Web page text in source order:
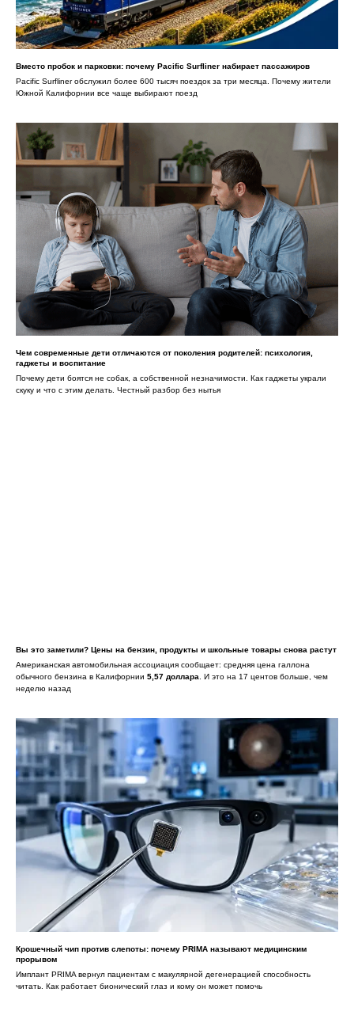
Вместо пробок и парковки: почему Pacific Surfliner набирает пассажиров
Pacific Surfliner обслужил более 600 тысяч поездок за три месяца. Почему жители
Южной Калифорнии все чаще выбирают поезд
Чем современные дети отличаются от поколения родителей: психология,
гаджеты и воспитание
Почему дети боятся не собак, а собственной незначимости. Как гаджеты украли
скуку и что с этим делать. Честный разбор без нытья
Вы это заметили? Цены на бензин, продукты и школьные товары снова растут
Американская автомобильная ассоциация сообщает: средняя цена галлона
обычного бензина в Калифорнии 5,57 доллара. И это на 17 центов больше, чем
неделю назад
Крошечный чип против слепоты: почему PRIMA называют медицинским
прорывом
Имплант PRIMA вернул пациентам с макулярной дегенерацией способность
читать. Как работает бионический глаз и кому он может помочь